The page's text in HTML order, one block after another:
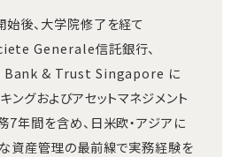
始後、大学院修了を経て
Generale信託銀行、
& Trust Singapore に
ングおよびアセットマネジメント
7年間を含め、日米欧・アジアに
資産管理の最前線で実務経験を